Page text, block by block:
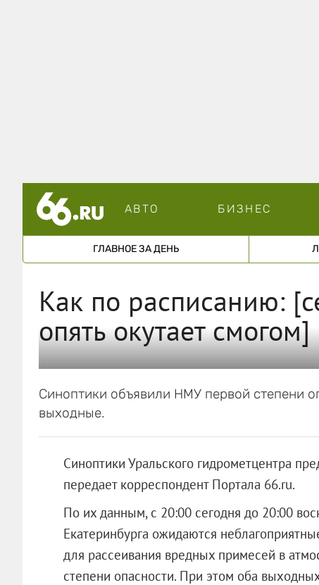
АВТО БИЗНЕС
ГЛАВНОЕ ЗА ДЕНЬ
Как по расписанию:
опять окутает смогом]
Синоптики объявили НМУ первой степени
выходные.
Синоптики Уральского гидрометцентра
передает корреспондент Портала 66.ru.
По их данным, с 20:00 сегодня до 20:00
Екатеринбурга ожидаются
для рассеивания вредных примесей в
степени опасности. При этом оба